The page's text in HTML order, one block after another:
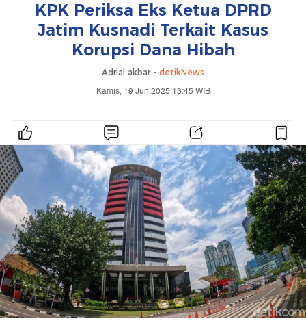
KPK Periksa Eks Ketua DPRD
Jatim Kusnadi Terkait Kasus
Korupsi Dana Hibah
Adrial akbar - detikNews
Kamis, 19 Jun 2025 13:45 WIB